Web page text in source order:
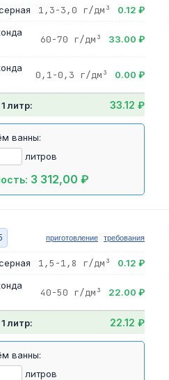
1,3-3,0 г/дм³
0.12 ₽
60-70 г/дм³ 33.00 ₽
0,1-0,3 г/дм³ 0.00 ₽
литр: 33.12 ₽
ванны:
литров
3 312,00 ₽
приготовление требования
1,5-1,8 г/дм³
0.12 ₽
40-50 г/дм³ 22.00 ₽
литр: 22.12 ₽
ванны:
литров